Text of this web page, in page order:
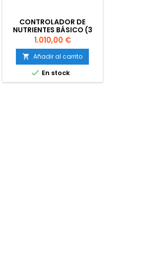
CONTROLADOR DE
NUTRIENTES BÁSICO (3
BOMBAS+ SONDAS)
Precio
1.010,00 €
 Añadir al carrito
 En stock